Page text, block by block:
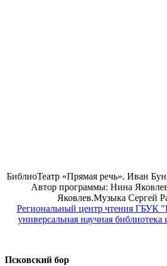
БиблиоТеатр «Прямая речь». Иван
Автор программы: Нина
Яковлев.Музыка Сергей
Региональный центр чтения ГБУК
универсальная научная
Псковский бор